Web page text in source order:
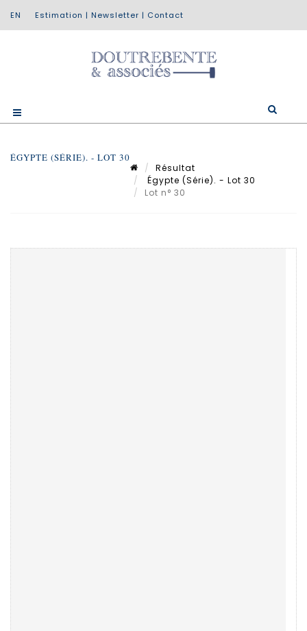
Estimation | Newsletter | Contact
ÉGYPTE (SÉRIE). - LOT 30
Résultat
Égypte (Série). - Lot 30
Lot n° 30